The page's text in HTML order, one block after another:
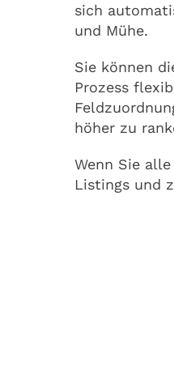
sich
und Mühe.
Sie können
Prozess
höher zu
Wenn Sie
Listings und